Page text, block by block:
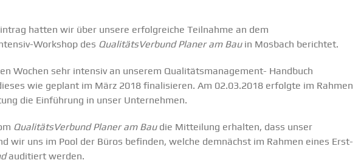
hatten wir über unsere erfolgreiche Teilnahme an dem
Workshop des QualitätsVerbund Planer am Bauin Mosbach berichtet.
Wochen sehr intensiv an unserem Qualitätsmanagement- Handbuch
wie geplant im März 2018 finalisieren. Am 02.03.2018 erfolgte im Rahmen
die Einführung in unser Unternehmen.
QualitätsVerbund Planer am Baudie Mitteilung erhalten, dass unser
wir uns im Pool der Büros befinden, welche demnächst im Rahmen eines Erst-
auditiert werden.